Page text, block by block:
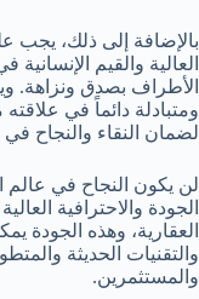
بالإضافة إلى ذلك، يجب
العالية والقيم
الأطراف بصدق ونزاهة.
ومتبادلة دائماً في
لضمان النقاء والنجاح في
لن يكون النجاح في عالم
الجودة والاحترافية
العقارية، وهذه الجودة
والتقنيات الحديثة
والمستثمرين.